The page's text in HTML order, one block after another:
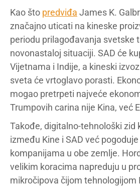
Kao što predviđa James K.
značajno uticati na kineske
periodu prilagođavanja svetske
novonastaloj situaciji. SAD će
Vijetnama i Indije, a kineski
sveta će vrtoglavo porasti.
mogao pretrpeti najveće
Trumpovih carina nije Kina, već
Takođe, digitalno-tehnološki zid
između Kine i SAD već
kompanijama u obe zemlje.
velikim koracima napreduju u
mikročipova čijom tehnologijom